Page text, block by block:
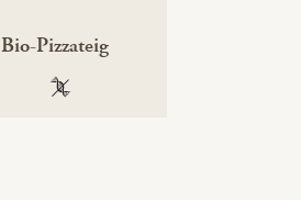
Bio-Pizzateig
100 % gentechnikfrei